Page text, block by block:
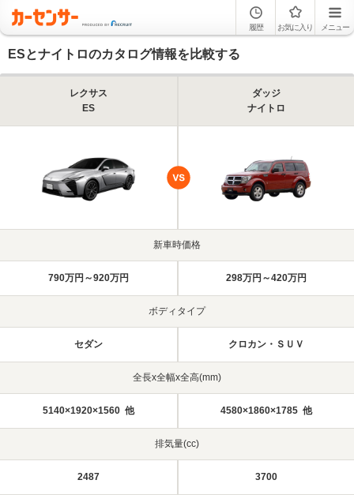
履歴 お気に入り メニュー
ESとナイトロのカタログ情報を比較する
レクサス
ES
ダッジ
ナイトロ
新車時価格
790万円～920万円 298万円～420万円
ボディタイプ
セダン クロカン・ＳＵＶ
全長x全幅x全高(mm)
5140×1920×1560 他 4580×1860×1785 他
排気量(cc)
2487 3700